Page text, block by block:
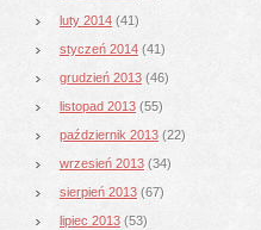
luty 2014 (41)
styczeń 2014 (41)
grudzień 2013 (46)
listopad 2013 (55)
październik 2013 (22)
wrzesień 2013 (34)
sierpień 2013 (67)
lipiec 2013 (53)